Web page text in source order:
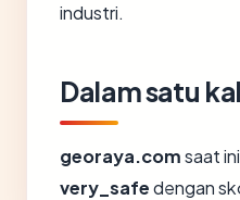
industri.
Dalam satu
georaya.comsaat
very_safedengan